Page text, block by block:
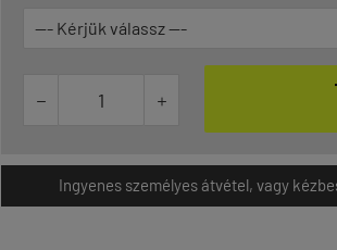
 
Ingyenes személyes átvétel, vagy